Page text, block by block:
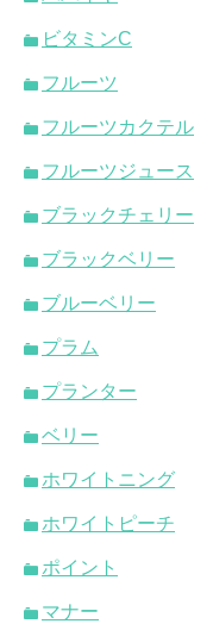
ビタミンC
フルーツ
フルーツカクテル
フルーツジュース
ブラックチェリー
ブラックベリー
ブルーベリー
プラム
プランター
ベリー
ホワイトニング
ホワイトピーチ
ポイント
マナー